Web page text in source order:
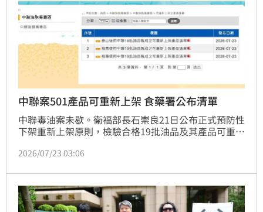
中聯案501產品可重新上架 食藥署公布清單
中聯毒油案未歇。衛福部長石崇良21日公布正式預防性
下架重新上架原則，檢驗合格19批油品及其產品可重新
批油品不得上架並銷毀。食藥署官網今（23）日公布泰
品清單。（記者：簡浩正）
2026/07/23 03:06